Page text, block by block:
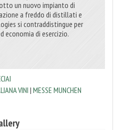
un nuovo impianto di
a freddo di distillati e
si contraddistingue per
economia di esercizio.
VINI| MESSE MUNCHEN